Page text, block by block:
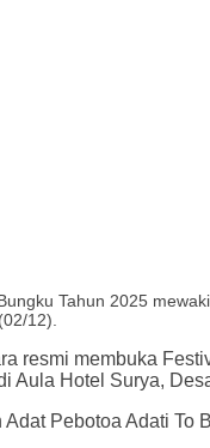
Tahun 2025
12).
resmi membuka
Hotel Surya,
Pebotoa Adati To